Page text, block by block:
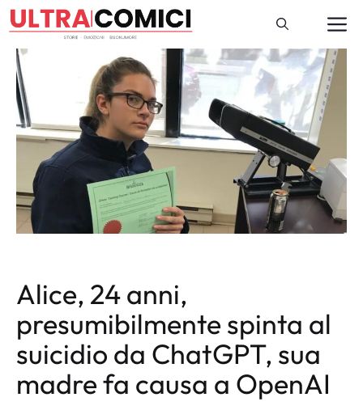
Vai
al
contenuto
Alice, 24 anni,
presumibilmente spinta al
suicidio da ChatGPT, sua
madre fa causa a OpenAI